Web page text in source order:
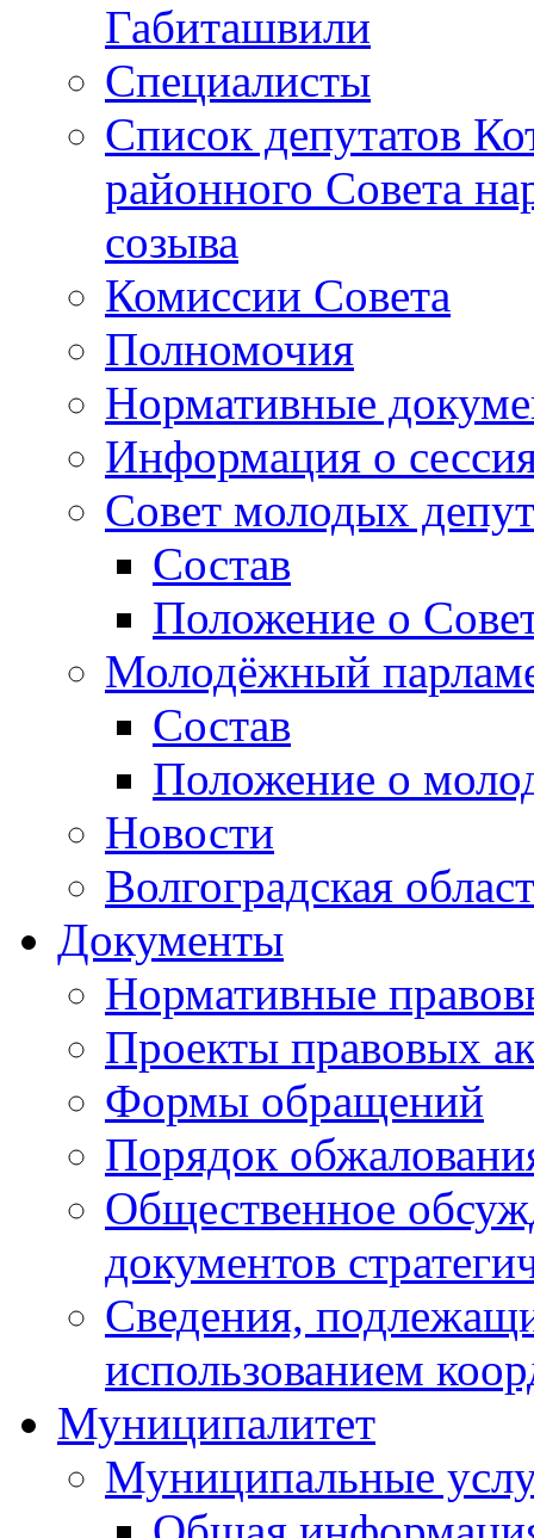
Габиташвили
Специалисты
Список депутатов
районного Совета
созыва
Комиссии Совета
Полномочия
Нормативные
Информация о
Совет молодых
Состав
Положение о
Молодёжный
Состав
Положение о
Новости
Волгоградская
Документы
Нормативные
Проекты правовых
Формы обращений
Порядок
Общественное
документов
Сведения,
использованием
Муниципалитет
Муниципальные